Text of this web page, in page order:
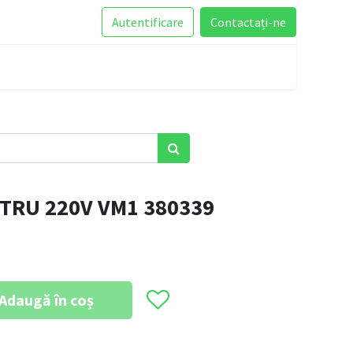
Autentificare Contactați-ne
220V VM1 380339
în coș